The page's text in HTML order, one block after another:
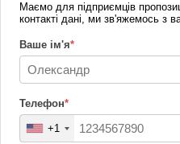
Маємо для підприємців
контакті дані, ми зв'яжемось з
Ваше ім'я*
Телефон*
+1